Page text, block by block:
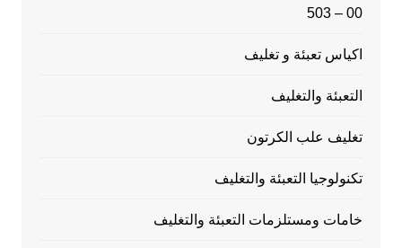
00 – 503
اكياس تعبئة و تغليف
التعبئة والتغليف
تغليف علب الكرتون
تكنولوجيا التعبئة والتغليف
خامات ومستلزمات التعبئة والتغليف